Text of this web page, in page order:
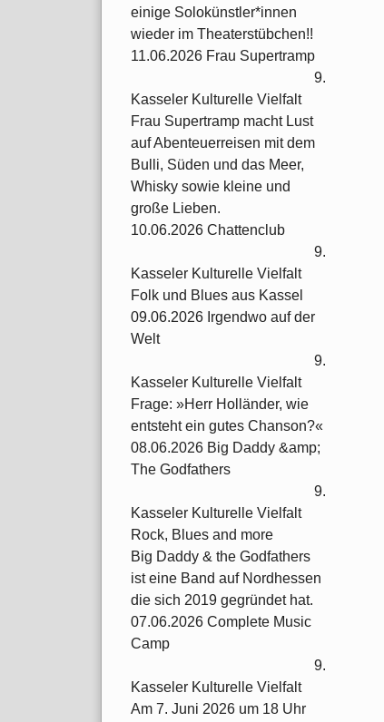
einige Solokünstler*innen
wieder im Theaterstübchen!!
11.06.2026 Frau Supertramp
9.
Kasseler Kulturelle Vielfalt
Frau Supertramp macht Lust
auf Abenteuerreisen mit dem
Bulli, Süden und das Meer,
Whisky sowie kleine und
große Lieben.
10.06.2026 Chattenclub
9.
Kasseler Kulturelle Vielfalt
Folk und Blues aus Kassel
09.06.2026 Irgendwo auf der
Welt
9.
Kasseler Kulturelle Vielfalt
Frage: »Herr Holländer, wie
entsteht ein gutes Chanson?«
08.06.2026 Big Daddy &amp;
The Godfathers
9.
Kasseler Kulturelle Vielfalt
Rock, Blues and more
Big Daddy & the Godfathers
ist eine Band auf Nordhessen
die sich 2019 gegründet hat.
07.06.2026 Complete Music
Camp
9.
Kasseler Kulturelle Vielfalt
Am 7. Juni 2026 um 18 Uhr